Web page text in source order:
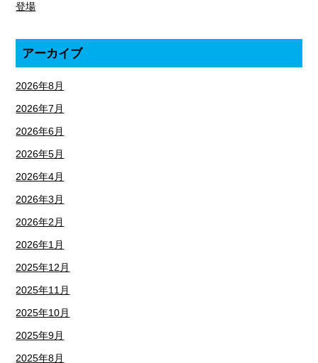
登場
アーカイブ
2026年8月
2026年7月
2026年6月
2026年5月
2026年4月
2026年3月
2026年2月
2026年1月
2025年12月
2025年11月
2025年10月
2025年9月
2025年8月